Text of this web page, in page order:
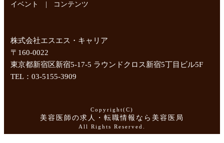
イベント | コンテンツ
株式会社エスエス・キャリア
〒160-0022
東京都新宿区新宿5-17-5 ラウンドクロス新宿5丁目ビル5F
TEL：03-5155-3909
Copyright(C)
美容医師の求人・転職情報なら美容医局
All Rights Reserved.